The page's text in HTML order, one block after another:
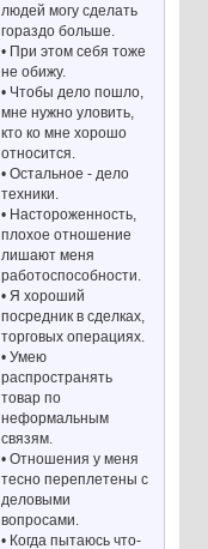
людей могу сделать
гораздо больше.
• При этом себя тоже
не обижу.
• Чтобы дело пошло,
мне нужно уловить,
кто ко мне хорошо
относится.
• Остальное - дело
техники.
• Настороженность,
плохое отношение
лишают меня
работоспособности.
• Я хороший
посредник в сделках,
торговых операциях.
• Умею
распространять
товар по
неформальным
связям.
• Отношения у меня
тесно переплетены с
деловыми
вопросами.
• Когда пытаюсь что-